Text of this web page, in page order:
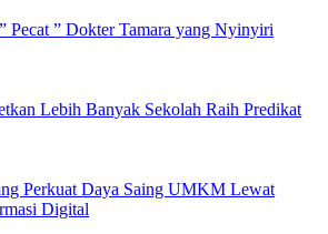
Pecat ” Dokter Tamara yang Nyinyiri
Lebih Banyak Sekolah Raih Predikat
Perkuat Daya Saing UMKM Lewat
Digital